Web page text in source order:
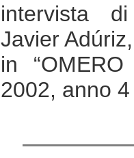
intervista
Javier Adúriz,
in
2002, anno